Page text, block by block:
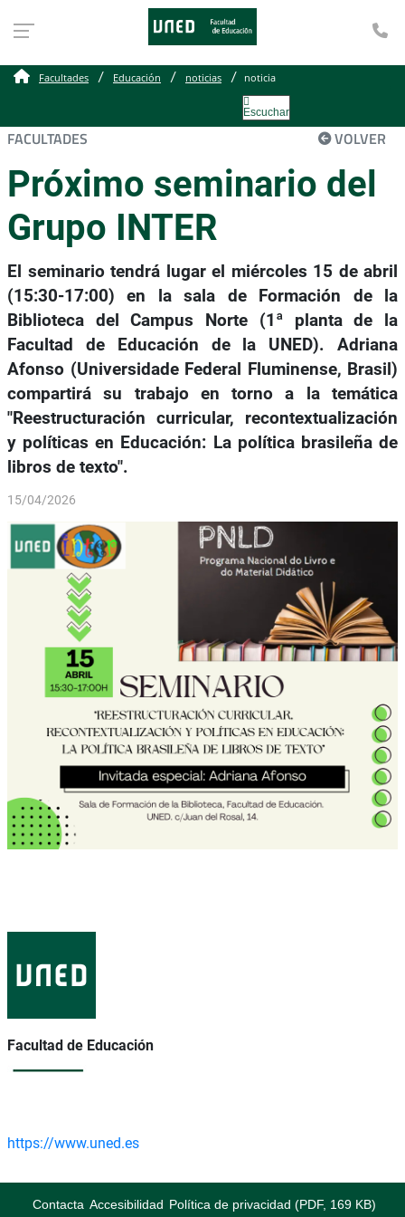
Facultades Educación noticias noticia
Escuchar
FACULTADES VOLVER
Próximo seminario del
Grupo INTER
El seminario tendrá lugar el miércoles 15 de abril
(15:30-17:00) en la sala de Formación de la
Biblioteca del Campus Norte (1ª planta de la
Facultad de Educación de la UNED). Adriana
Afonso (Universidade Federal Fluminense, Brasil)
compartirá su trabajo en torno a la temática
"Reestructuración curricular, recontextualización
y políticas en Educación: La política brasileña de
libros de texto".
15/04/2026
Facultad de Educación
https://www.uned.es
Contacta Accesibilidad Política de privacidad (PDF, 169 KB)